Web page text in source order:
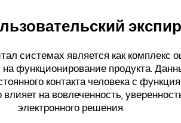
системах является как
функционирование продукта.
контакта человека с
на вовлеченность,
электронного решения.